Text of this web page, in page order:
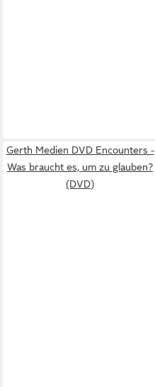
Gerth Medien DVD Encounters -
Was braucht es, um zu glauben?
(DVD)